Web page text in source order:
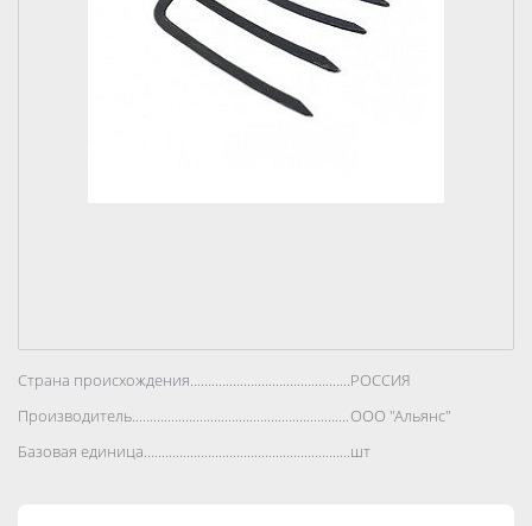
Страна происхождения..................................................................................
РОССИЯ
Производитель..................................................................................
ООО "Альянс"
Базовая единица..................................................................................
шт